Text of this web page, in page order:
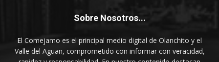
Sobre Nosotros...
El Comejamo es el principal medio digital de Olanchito y el
Valle del Aguan, comprometido con informar con veracidad,